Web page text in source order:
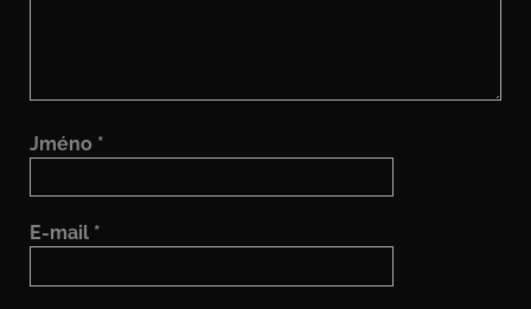
Jméno *
E-mail *